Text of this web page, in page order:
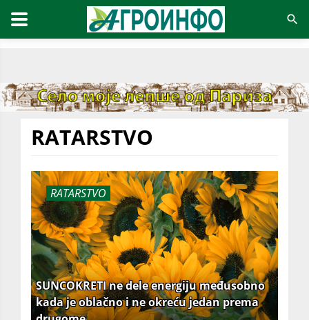
RATARSTVO
RATARSTVO
SUNCOKRETI ne dele energiju međusobno
kada je oblačno i ne okreću jedan prema